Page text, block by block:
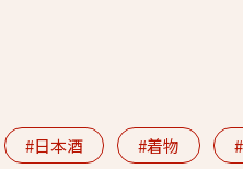
日本酒 着物